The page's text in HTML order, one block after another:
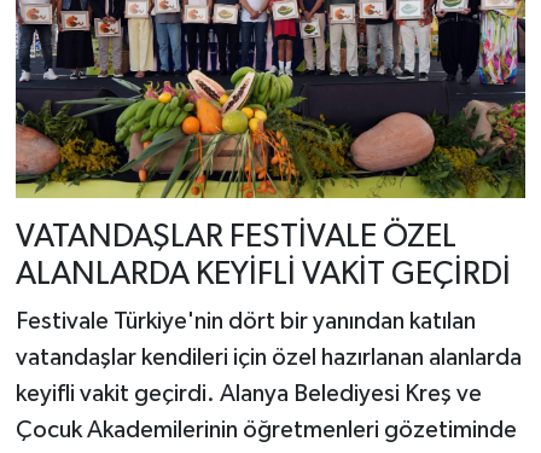
VATANDAŞLAR FESTİVALE ÖZEL
ALANLARDA KEYİFLİ VAKİT GEÇİRDİ
Festivale Türkiye'nin dört bir yanından katılan
vatandaşlar kendileri için özel hazırlanan alanlarda
keyifli vakit geçirdi. Alanya Belediyesi Kreş ve
Çocuk Akademilerinin öğretmenleri gözetiminde